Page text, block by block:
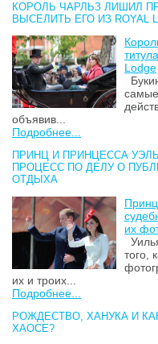
КОРОЛЬ ЧАРЛЬЗ ЛИШИЛ
ВЫСЕЛИТЬ ЕГО ИЗ ROYAL
Lodge
объявив...
Подробнее...
ПРИНЦ И ПРИНЦЕССА
ПРОЦЕСС ПО ДЕЛУ О
ОТДЫХА
их
того,
их и троих...
Подробнее...
РОЖДЕСТВО, ХАНУКА И
ХАОСЕ?